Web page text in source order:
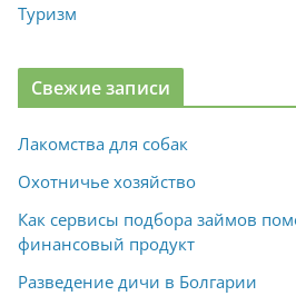
Туризм
Свежие записи
Лакомства для собак
Охотничье хозяйство
Как сервисы подбора займов
финансовый продукт
Разведение дичи в Болгарии